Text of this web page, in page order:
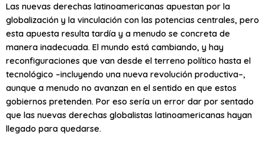
Las nuevas derechas latinoamericanas apuestan por la
globalización y la vinculación con las potencias centrales, pero
esta apuesta resulta tardía y a menudo se concreta de
manera inadecuada. El mundo está cambiando, y hay
reconfiguraciones que van desde el terreno político hasta el
tecnológico –incluyendo una nueva revolución productiva–,
aunque a menudo no avanzan en el sentido en que estos
gobiernos pretenden. Por eso sería un error dar por sentado
que las nuevas derechas globalistas latinoamericanas hayan
llegado para quedarse.